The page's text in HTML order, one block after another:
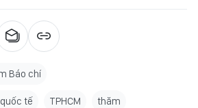
Báo chí
tế TPHCM thăm